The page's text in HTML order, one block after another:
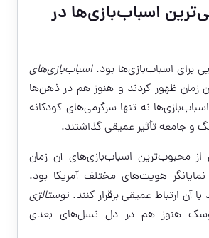
اسباب‌بازی‌ها در
اسباب‌بازی‌های
زمان ظهور کردند و هنوز هم در ذهن‌ها
نه تنها سرگرمی‌های کودکانه
و جامعه تأثیر عمیقی گذاشتند.
از محبوب‌ترین اسباب‌بازی‌های آن زمان
هویت‌های مختلف آمریکا بود.
آن ارتباط عمیقی برقرار کنند. نوستالژی
هنوز هم در دل نسل‌های بعدی